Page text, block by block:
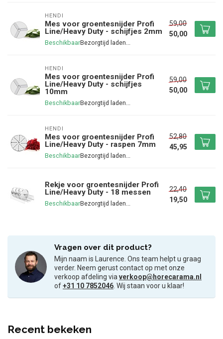
HENDI
Mes voor groentesnijder Profi
Line/Heavy Duty - schijfjes 2mm
Beschikbaar
59,00
50,00
HENDI
Mes voor groentesnijder Profi
Line/Heavy Duty - schijfjes
10mm
Beschikbaar
59,00
50,00
HENDI
Mes voor groentesnijder Profi
Line/Heavy Duty - raspen 7mm
Beschikbaar
52,80
45,95
Rekje voor groentesnijder Profi
Line/Heavy Duty - 18 messen
Beschikbaar
22,40
19,50
Vragen over dit product?
Mijn naam is Laurence. Ons team helpt u graag
verder. Neem gerust contact op met onze
verkoop afdeling viaverkoop@horecarama.nl
of+31 10 7852046. Wij staan voor u klaar!
Recent bekeken